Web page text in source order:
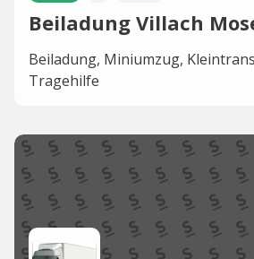
Beiladung Villach
Beiladung, Miniumzug,
Tragehilfe